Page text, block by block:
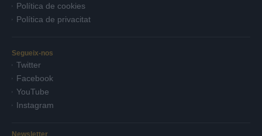
Newsletter
Política de cookies
Política de privacitat
Segueix-nos
Twitter
Facebook
YouTube
Instagram